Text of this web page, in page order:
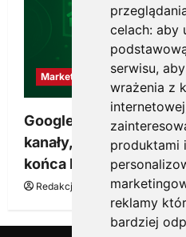
celach: aby
serwisu,
wrażenia z
internetowej
produktami
reklamy
bardziej
Marketing
Google Ads, SEO i
kanały, żeby reklama
końca budżetu
Redakcja KnowMore.pl 20